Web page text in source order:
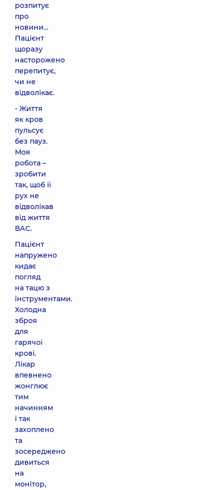
розпитує
про
новини…
Пацієнт
щоразу
насторожено
перепитує,
чи не
відволікає.
- Життя
як кров
пульсує
без пауз.
Моя
робота –
зробити
так, щоб її
рух не
відволікав
від життя
ВАС.
Пацієнт
напружено
кидає
погляд
на тацю з
інструментами.
Холодна
зброя
для
гарячої
крові.
Лікар
впевнено
жонглює
тим
начинням
і так
захоплено
та
зосереджено
дивиться
на
монітор,